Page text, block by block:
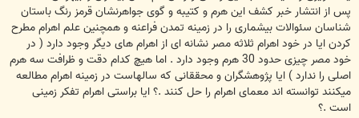
پس از انتشار خبر کشف این هرم و کتیبه و گوی جواهرنشان قرمز رنگ باستان
شناسان سئوالات بیشماری را در زمینه تمدن فراعنه و همچنین علم اهرام مطرح
کردن ایا در خود اهرام ثلاثه مصر نشانه ای از اهرام های دیگر وجود دارد ( در
خود مصر چیزی حدود 30 هرم وجود دارد . اما هیچ کدام دقت و ظرافت سه هرم
اصلی را ندارد ) ایا پژوهشگران و محققانی که سالهاست در زمینه اهرام مطالعه
میکنند توانسته اند معمای اهرام را حل کنند .؟ ایا براستی اهرام تفکر زمینی
است .؟